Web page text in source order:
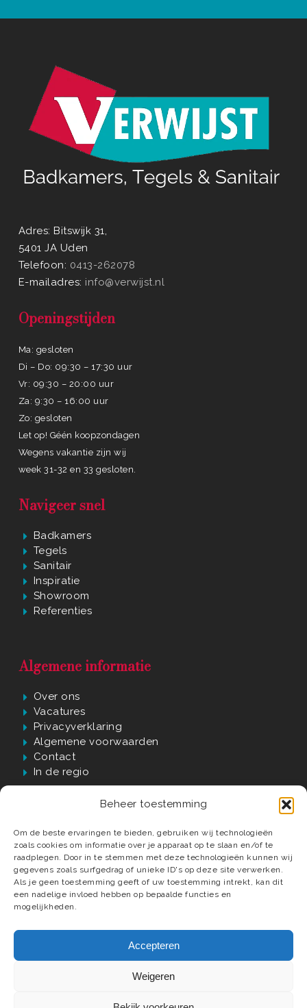
Beheer toestemming
Om de beste ervaringen te bieden, gebruiken wij technologieën
zoals cookies om informatie over je apparaat op te slaan en/of te
raadplegen. Door in te stemmen met deze technologieën kunnen wij
gegevens zoals surfgedrag of unieke ID's op deze site verwerken.
Als je geen toestemming geeft of uw toestemming intrekt, kan dit
een nadelige invloed hebben op bepaalde functies en
mogelijkheden.
Accepteren
Weigeren
Adres: Bitswijk 31,
5401 JA Uden
Telefoon: 0413-262078
E-mailadres: info@verwijst.nl
Openingstijden
Ma: gesloten
Di – Do: 09:30 – 17:30 uur
Vr: 09:30 – 20:00 uur
Za: 9:30 – 16:00 uur
Zo: gesloten
Let op! Géén koopzondagen
Wegens vakantie zijn wij
week 31-32 en 33 gesloten.
Navigeer snel
Badkamers
Tegels
Sanitair
Inspiratie
Showroom
Referenties
Algemene informatie
Over ons
Vacatures
Privacyverklaring
Algemene voorwaarden
Contact
In de regio
Waarom Verwijst?
60 jaar passie, kwaliteit én vakmanschap
Luxe badkamer materialen en elementen
Compleet ontzorgd tot in detail
Deskundige installateurs
Mediaversa.